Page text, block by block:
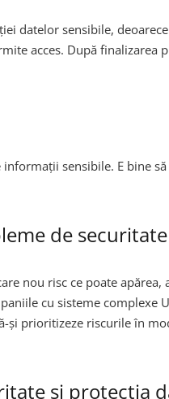
datelor sensibile,
acces. După
sensibile. E bine
de securitate
nou risc ce poate
cu sisteme complexe
prioritizeze riscurile în
și protecția